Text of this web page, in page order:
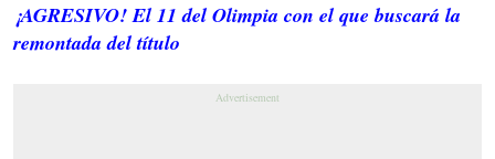
¡AGRESIVO! El 11 del Olimpia con el que buscará la
remontada del título